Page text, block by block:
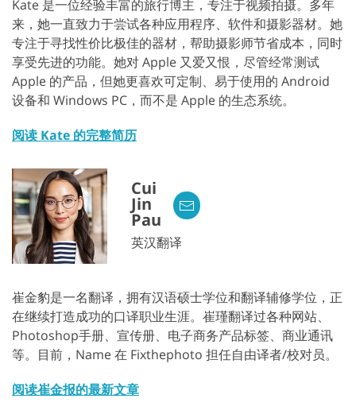
Kate 是一位经验丰富的旅行博主，专注于视频拍摄。多年
来，她一直致力于尝试各种应用程序、软件和摄影器材。她
专注于寻找性价比极佳的器材，帮助摄影师节省成本，同时
享受先进的功能。她对 Apple 又爱又恨，尽管经常测试
Apple 的产品，但她更喜欢可定制、易于使用的 Android
设备和 Windows PC，而不是 Apple 的生态系统。
阅读 Kate 的完整简历
Cui
Jin
Pau
英汉翻译
崔金豹是一名翻译，拥有汉语硕士学位和翻译辅修学位，正
在继续打造成功的口译职业生涯。崔瑾翻译过各种网站、
Photoshop手册、宣传册、电子商务产品标签、商业通讯
等。目前，Name 在 Fixthephoto 担任自由译者/校对员。
阅读崔金报的最新文章